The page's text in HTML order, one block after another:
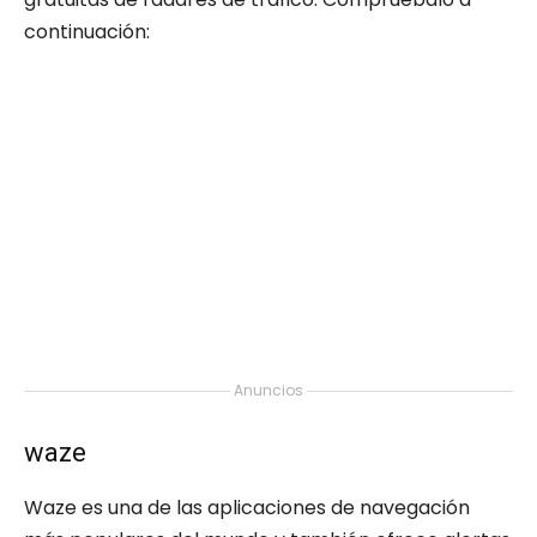
continuación:
Anuncios
waze
Waze es una de las aplicaciones de navegación